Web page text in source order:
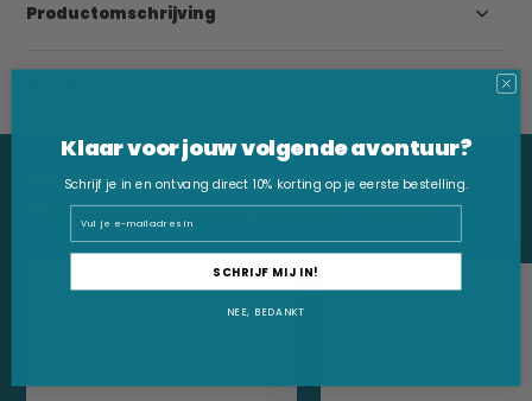
Productomschrijving
WAT VIND JE HIERVAN?
Misschien vind je deze producten ook leuk:
Klaar voor jouw volgende avontuur?
Schrijf je in en ontvang direct 10% korting op je eerste bestelling.
SCHRIJF MIJ IN!
NEE, BEDANKT